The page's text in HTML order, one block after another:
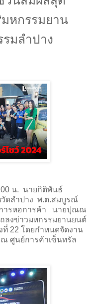
หกรรมยาน
มลำปาง
น. นายกิติพันธ์
ดลำปาง พ.ต.สมบูรณ์
ารหอการค้า นายปุณณ
ลงข่าวมหกรรมยานยนต์
ที่ 22 โดยกำหนดจัดงาน
ณ ศูนย์การค้าเซ็นทรัล